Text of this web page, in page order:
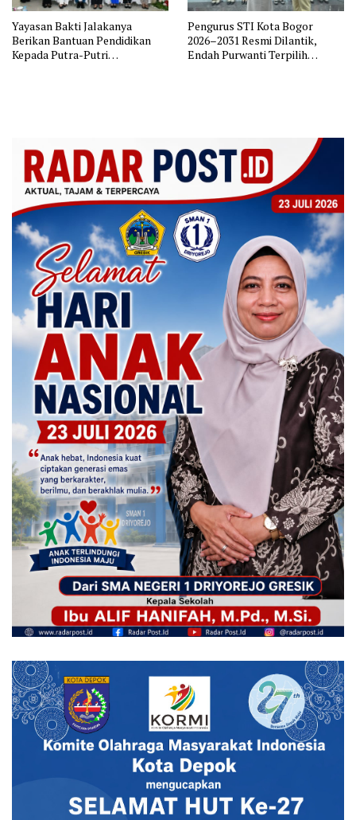
Yayasan Bakti Jalakanya
Berikan Bantuan Pendidikan
Kepada Putra-Putri
Pengurus STI Kota Bogor
2026–2031 Resmi Dilantik,
Endah Purwanti Terpilih